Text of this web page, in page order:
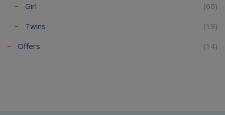
Girl
(60)
Twins
(19)
Offers
(14)